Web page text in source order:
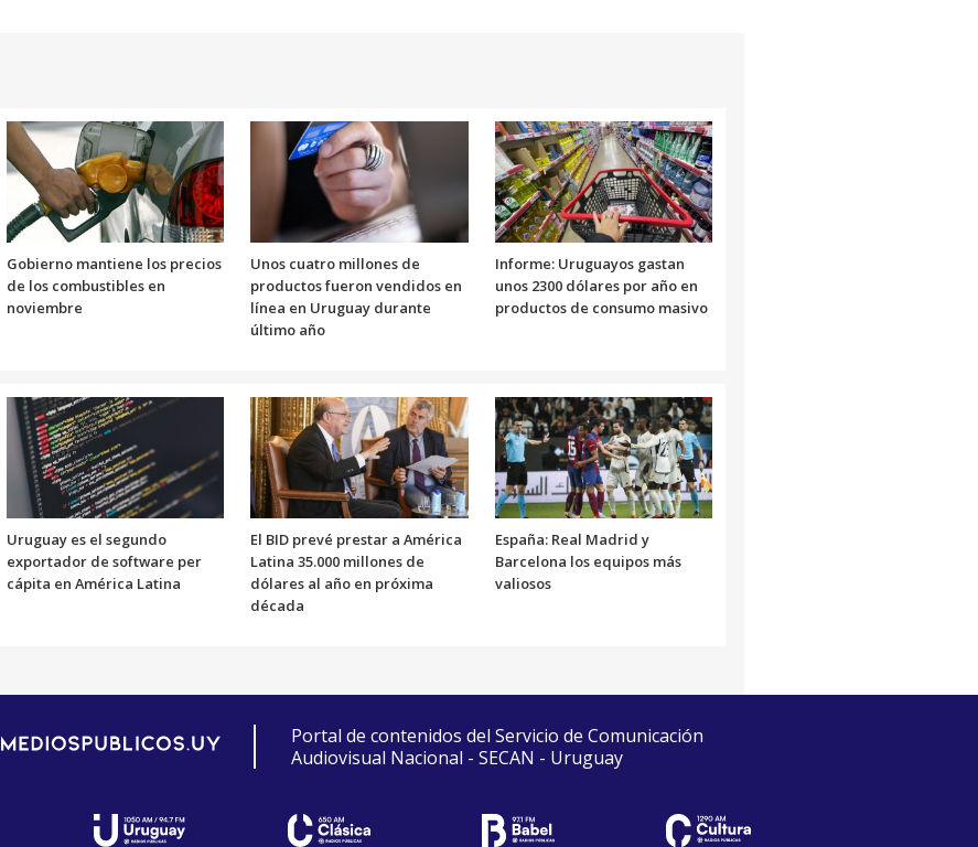
Gobierno mantiene los precios
de los combustibles en
noviembre
Unos cuatro millones de
productos fueron vendidos en
línea en Uruguay durante
último año
Informe: Uruguayos gastan
unos 2300 dólares por año en
productos de consumo masivo
Uruguay es el segundo
exportador de software per
cápita en América Latina
El BID prevé prestar a América
Latina 35.000 millones de
dólares al año en próxima
década
España: Real Madrid y
Barcelona los equipos más
valiosos
Portal de contenidos del Servicio de Comunicación
Audiovisual Nacional - SECAN - Uruguay